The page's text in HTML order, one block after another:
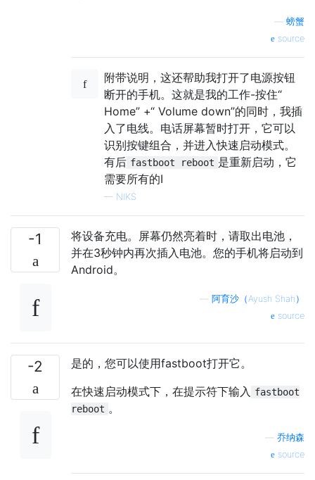
螃蟹
source
附带说明，这还帮助我打开了电源按钮
断开的手机。这就是我的工作-按住“
Home” +“ Volume down”的同时，我插
入了电线。电话屏幕暂时打开，它可以
识别按键组合，并进入快速启动模式。
有后 fastboot reboot 是重新启动，它
需要所有的I
— NIKS
-1
将设备充电。屏幕仍然亮着时，请取出电池，
并在3秒钟内再次插入电池。您的手机将启动到
Android。
阿育沙（Ayush Shah）
source
-2
是的，您可以使用fastboot打开它。
在快速启动模式下，在提示符下输入 fastboot
reboot 。
乔纳森
source